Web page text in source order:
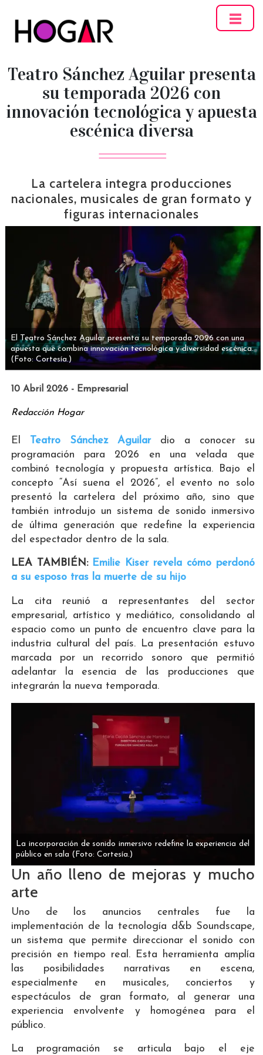
Teatro Sánchez Aguilar presenta
su temporada 2026 con
innovación tecnológica y apuesta
escénica diversa
La cartelera integra producciones
nacionales, musicales de gran formato y
figuras internacionales
El Teatro Sánchez Aguilar presenta su temporada 2026 con una
apuesta que combina innovación tecnológica y diversidad escénica.
(Foto: Cortesía.)
10 Abril 2026 - Empresarial
Redacción Hogar
El Teatro Sánchez Aguilardio a conocer su
programación para 2026 en una velada que
combinó tecnología y propuesta artística. Bajo el
concepto “Así suena el 2026”, el evento no solo
presentó la cartelera del próximo año, sino que
también introdujo un sistema de sonido inmersivo
de última generación que redefine la experiencia
del espectador dentro de la sala.
LEA TAMBIÉN: Emilie Kiser revela cómo perdonó
a su esposo tras la muerte de su hijo
La cita reunió a representantes del sector
empresarial, artístico y mediático, consolidando al
espacio como un punto de encuentro clave para la
industria cultural del país. La presentación estuvo
marcada por un recorrido sonoro que permitió
adelantar la esencia de las producciones que
integrarán la nueva temporada.
La incorporación de sonido inmersivo redefine la experiencia del
público en sala (Foto: Cortesía.)
Un año lleno de mejoras y mucho
arte
Uno de los anuncios centrales fue la
implementación de la tecnología d&b Soundscape,
un sistema que permite direccionar el sonido con
precisión en tiempo real. Esta herramienta amplía
las posibilidades narrativas en escena,
especialmente en musicales, conciertos y
espectáculos de gran formato, al generar una
experiencia envolvente y homogénea para el
público.
La programación se articula bajo el eje